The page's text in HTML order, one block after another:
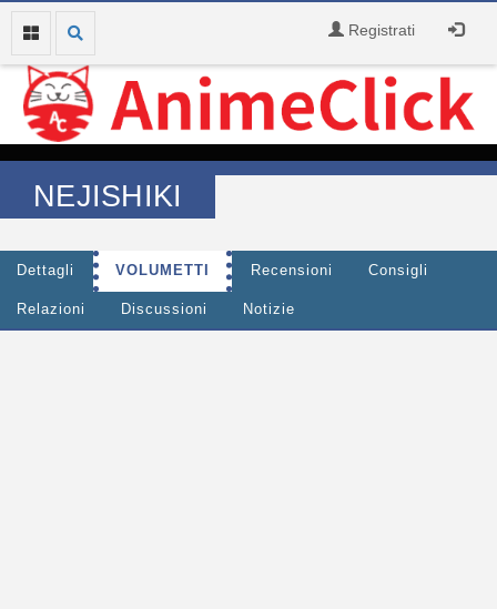
Registrati
NEJISHIKI
Dettagli VOLUMETTI Recensioni Consigli
Relazioni Discussioni Notizie